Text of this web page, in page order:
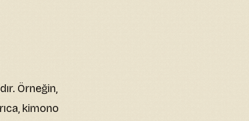
Örneğin,
kimono